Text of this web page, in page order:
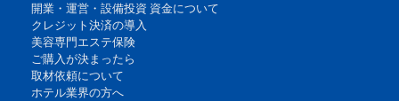
開業・運営・設備投資 資金について
クレジット決済の導入
美容専門エステ保険
ご購入が決まったら
取材依頼について
ホテル業界の方へ